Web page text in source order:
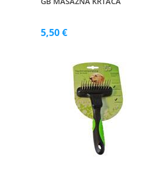
5,50 €